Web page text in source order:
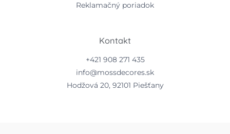
Reklamačný poriadok
Kontakt
+421 908 271 435
info@mossdecores.sk
Hodžová 20, 92101 Piešťany